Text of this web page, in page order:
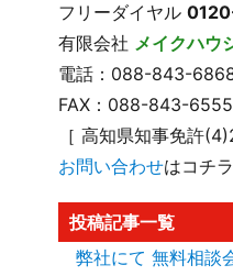
フリーダイヤル
有限会社 メイクハウ
電話：088-843-
FAX：088-843-6555
［ 高知県知事免許
お問い合わせはコチラ
投稿記事一覧
弊社にて 無料相談